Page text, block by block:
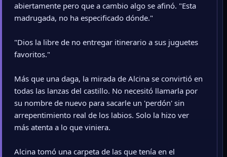
abiertamente pero que a cambio algo se afinó. "Esta
madrugada, no ha especificado dónde."
"Dios la libre de no entregar itinerario a sus juguetes
favoritos."
Más que una daga, la mirada de Alcina se convirtió en
todas las lanzas del castillo. No necesitó llamarla por
su nombre de nuevo para sacarle un 'perdón' sin
arrepentimiento real de los labios. Solo la hizo ver
más atenta a lo que viniera.
Alcina tomó una carpeta de las que tenía en el